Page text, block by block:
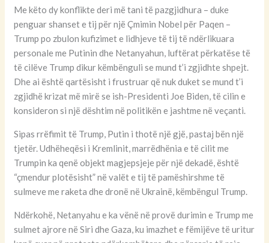
Me këto dy konflikte deri më tani të pazgjidhura – duke
penguar shanset e tij për një Çmimin Nobel për Paqen –
Trump po zbulon kufizimet e lidhjeve të tij të ndërlikuara
personale me Putinin dhe Netanyahun, luftërat përkatëse të
të cilëve Trump dikur këmbënguli se mund t’i zgjidhte shpejt.
Dhe ai është qartësisht i frustruar që nuk duket se mund t’i
zgjidhë krizat më mirë se ish-Presidenti Joe Biden, të cilin e
konsideron si një dështim në politikën e jashtme në veçanti.
Sipas rrëfimit të Trump, Putin i thotë një gjë, pastaj bën një
tjetër. Udhëheqësi i Kremlinit, marrëdhënia e të cilit me
Trumpin ka qenë objekt magjepsjeje për një dekadë, është
“çmendur plotësisht” në valët e tij të pamëshirshme të
sulmeve me raketa dhe dronë në Ukrainë, këmbëngul Trump.
Ndërkohë, Netanyahu e ka vënë në provë durimin e Trump me
sulmet ajrore në Siri dhe Gaza, ku imazhet e fëmijëve të uritur